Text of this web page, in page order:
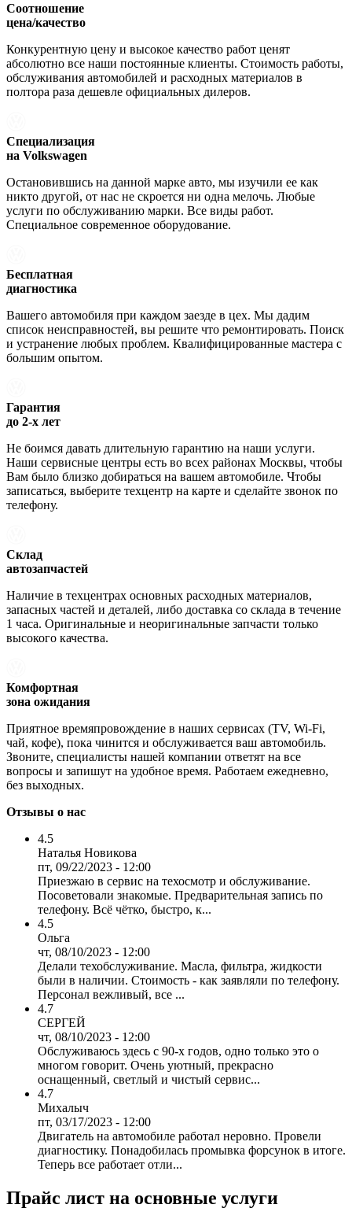
Соотношение
цена/качество
Конкурентную цену и высокое качество работ ценят
абсолютно все наши постоянные клиенты. Стоимость работы,
обслуживания автомобилей и расходных материалов в
полтора раза дешевле официальных дилеров.
Специализация
на Volkswagen
Остановившись на данной марке авто, мы изучили ее как
никто другой, от нас не скроется ни одна мелочь. Любые
услуги по обслуживанию марки. Все виды работ.
Специальное современное оборудование.
Бесплатная
диагностика
Вашего автомобиля при каждом заезде в цех. Мы дадим
список неисправностей, вы решите что ремонтировать. Поиск
и устранение любых проблем. Квалифицированные мастера с
большим опытом.
Гарантия
до 2-х лет
Не боимся давать длительную гарантию на наши услуги.
Наши сервисные центры есть во всех районах Москвы, чтобы
Вам было близко добираться на вашем автомобиле. Чтобы
записаться, выберите техцентр на карте и сделайте звонок по
телефону.
Склад
автозапчастей
Наличие в техцентрах основных расходных материалов,
запасных частей и деталей, либо доставка со склада в течение
1 часа. Оригинальные и неоригинальные запчасти только
высокого качества.
Комфортная
зона ожидания
Приятное времяпровождение в наших сервисах (TV, Wi-Fi,
чай, кофе), пока чинится и обслуживается ваш автомобиль.
Звоните, специалисты нашей компании ответят на все
вопросы и запишут на удобное время. Работаем ежедневно,
без выходных.
Отзывы о нас
4.5
Наталья Новикова
пт, 09/22/2023 - 12:00
Приезжаю в сервис на техосмотр и обслуживание.
Посоветовали знакомые. Предварительная запись по
телефону. Всё чётко, быстро, к...
4.5
Ольга
чт, 08/10/2023 - 12:00
Делали техобслуживание. Масла, фильтра, жидкости
были в наличии. Стоимость - как заявляли по телефону.
Персонал вежливый, все ...
4.7
СЕРГЕЙ
чт, 08/10/2023 - 12:00
Обслуживаюсь здесь с 90-х годов, одно только это о
многом говорит. Очень уютный, прекрасно
оснащенный, светлый и чистый сервис...
4.7
Михалыч
пт, 03/17/2023 - 12:00
Двигатель на автомобиле работал неровно. Провели
диагностику. Понадобилась промывка форсунок в итоге.
Теперь все работает отли...
Прайс лист на основные услуги